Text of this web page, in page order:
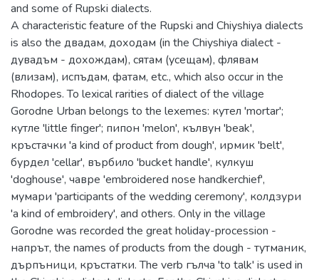
and some of Rupski dialects.
A characteristic feature of the Rupski and Chiyshiya dialects
is also the двадам, доходам (in the Chiyshiya dialect -
дувадъм - дохождам), сятам (усещам), флявам
(влизам), испъдам, фатам, etc., which also occur in the
Rhodopes. To lexical rarities of dialect of the village
Gorodne Urban belongs to the lexemes: кутел 'mortar';
кутле 'little finger'; пипон 'melon', кълвун 'beak',
кръстачки 'a kind of product from dough', ирмик 'belt',
бурдел 'cellar', върбило 'bucket handle', кулкуш
'doghouse', чавре 'embroidered nose handkerchief',
мумари 'participants of the wedding ceremony', колдзури
'a kind of embroidery', and others. Only in the village
Gorodne was recorded the great holiday-procession -
напрът, the names of products from the dough - тутманик,
дърпъници, кръстатки. The verb гълча 'to talk' is used in